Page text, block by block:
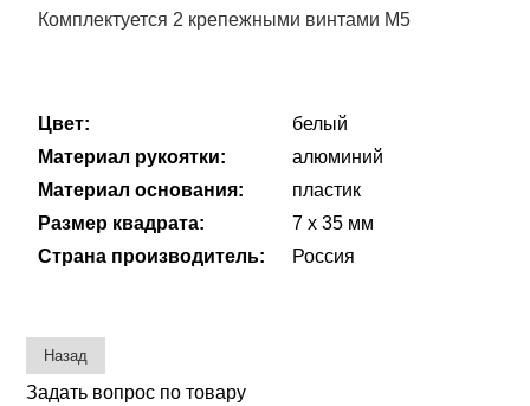
Комплектуется 2 крепежными винтами М5
Цвет:
белый
Материал рукоятки:
алюминий
Материал основания:
пластик
Размер квадрата:
7 х 35 мм
Страна производитель:
Россия
Задать вопрос по товару